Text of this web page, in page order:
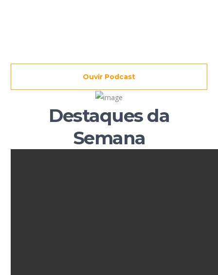
Ouvir Podcast
Destaques da
Semana